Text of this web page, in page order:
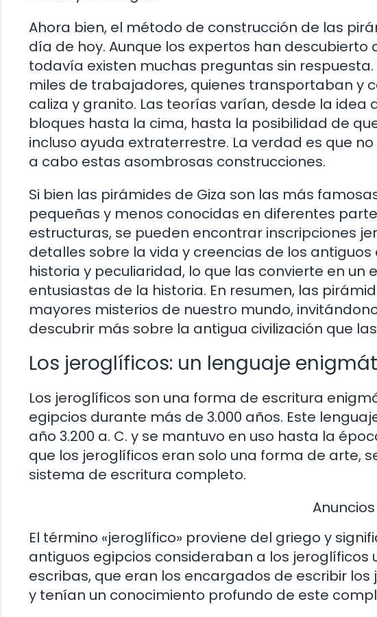
Ahora bien, el método de construcción de las
día de hoy. Aunque los expertos han
todavía existen muchas preguntas sin
miles de trabajadores, quienes transportaban y
caliza y granito. Las teorías varían, desde la
bloques hasta la cima, hasta la posibilidad de
incluso ayuda extraterrestre. La verdad es que
a cabo estas asombrosas construcciones.
Si bien las pirámides de Giza son las más
pequeñas y menos conocidas en diferentes
estructuras, se pueden encontrar inscripciones
detalles sobre la vida y creencias de los
historia y peculiaridad, lo que las convierte en
entusiastas de la historia. En resumen, las
mayores misterios de nuestro mundo,
descubrir más sobre la antigua civilización que
Los jeroglíficos: un lenguaje
Los jeroglíficos son una forma de escritura
egipcios durante más de 3.000 años. Este
año 3.200 a. C. y se mantuvo en uso hasta la
que los jeroglíficos eran solo una forma de arte,
sistema de escritura completo.
Anuncios
El término «jeroglífico» proviene del griego y
antiguos egipcios consideraban a los jeroglíficos
escribas, que eran los encargados de escribir
y tenían un conocimiento profundo de este